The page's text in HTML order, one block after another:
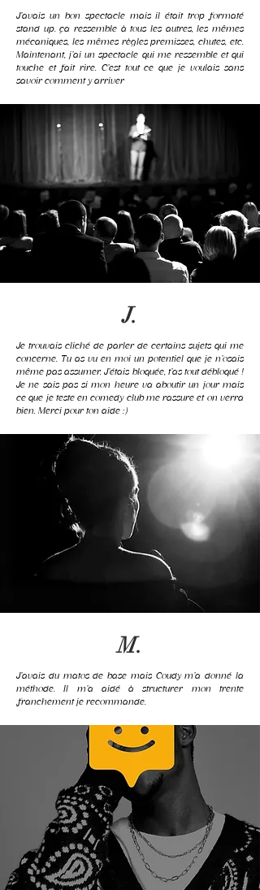
J’avais un bon spectacle mais il était trop formaté
stand up. ça ressemble à tous les autres, les mêmes
mécaniques, les mêmes règles premisses, chutes, etc.
Maintenant, j’ai un spectacle qui me ressemble et qui
touche et fait rire. C’est tout ce que je voulais sans
savoir comment y arriver
J.
Je trouvais cliché de parler de certains sujets qui me
concerne. Tu as vu en moi un potentiel que je n’osais
même pas assumer. J’étais bloquée, t’as tout débloqué !
Je ne sais pas si mon heure va aboutir un jour mais
ce que je teste en comedy club me rassure et on verra
bien. Merci pour ton aide :)
M.
J’avais du matos de base mais Coudy m’a donné la
méthode. Il m’a aidé à structurer mon trente
.franchement je recommande.